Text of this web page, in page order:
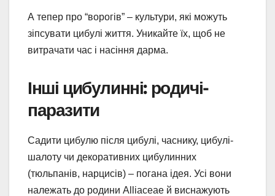
А тепер про “ворогів” – культури, які можуть
зіпсувати цибулі життя. Уникайте їх, щоб не
витрачати час і насіння дарма.
Інші цибулинні: родичі-
паразити
Садити цибулю після цибулі, часнику, цибулі-
шалоту чи декоративних цибулинних
(тюльпанів, нарцисів) – погана ідея. Усі вони
належать до родини Alliaceae й виснажують